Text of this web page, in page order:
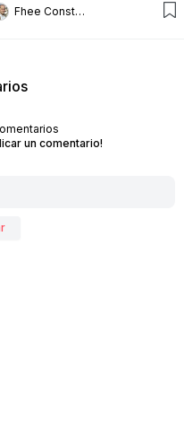
Fhee Construcciones
un comentario!